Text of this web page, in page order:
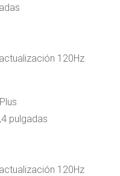
120Hz
pulgadas
120Hz